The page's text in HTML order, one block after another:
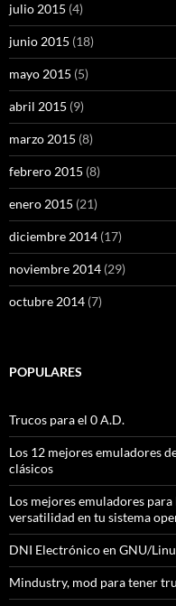
julio 2015 (4)
junio 2015 (18)
mayo 2015 (5)
abril 2015 (9)
marzo 2015 (8)
febrero 2015 (8)
enero 2015 (21)
diciembre 2014 (17)
noviembre 2014 (29)
octubre 2014 (7)
POPULARES
Trucos para el 0 A.D.
Los 12 mejores emuladores
clásicos
Los mejores emuladores
versatilidad en tu sistema
DNI Electrónico en GNU/
Mindustry, mod para tener